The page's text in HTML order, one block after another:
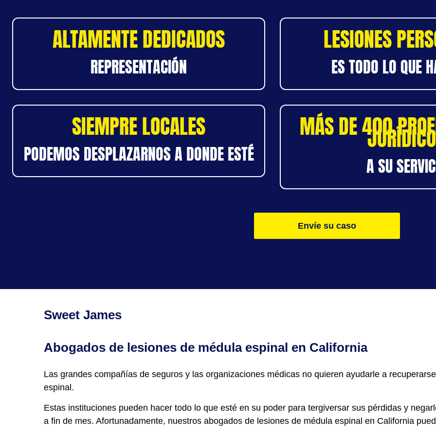
ALTAMENTE DEDICADOS
REPRESENTACIÓN
LESIONES
ES TODO LO QUE
SIEMPRE LOCALES
PODEMOS DESPLAZARNOS A DONDE ESTÉ
MÁS DE 400
A SU
Envíe su caso
Sweet James
Abogados de lesiones de médula espinal en California
Las grandes compañías de seguros y las organizaciones médicas no quieren ayudarle a
espinal.
Estas instituciones pueden hacer todo lo que esté en su poder para tergiversar sus pérdidas y
a fin de mes. Afortunadamente, nuestros abogados de lesiones de médula espinal en California